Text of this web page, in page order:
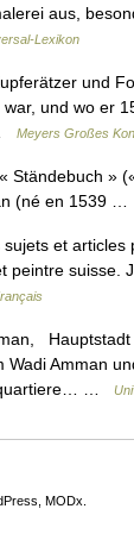
aus,
Lexikon
und
und wo er
Meyers Großes
»
(né en 1539 …
et articles
peintre suisse.
Amman
…
MODx.